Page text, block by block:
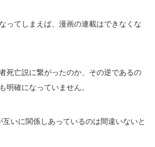
ってしまえば、漫画の連載はできなくな
死亡説に繋がったのか、その逆であるの
明確になっていません。
互いに関係しあっているのは間違いないと